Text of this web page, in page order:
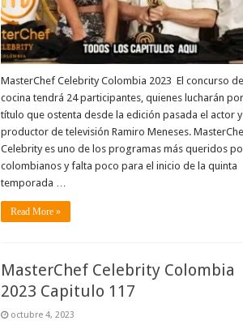
MasterChef Celebrity Colombia 2023 El concurso de
cocina tendrá 24 participantes, quienes lucharán por
título que ostenta desde la edición pasada el actor y
productor de televisión Ramiro Meneses.
Celebrity es uno de los programas más queridos
colombianos y falta poco para el inicio de la quinta
temporada …
Read More »
MasterChef Celebrity Colombia
2023 Capitulo 117
octubre 4, 2023